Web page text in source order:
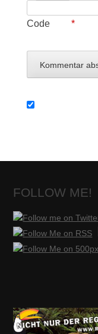
Code
*
FOLLOW ME!